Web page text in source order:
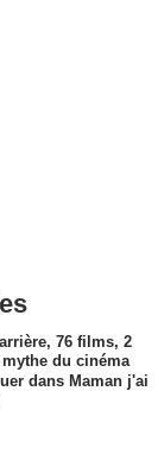
76 films, 2
du cinéma
dans Maman j'ai